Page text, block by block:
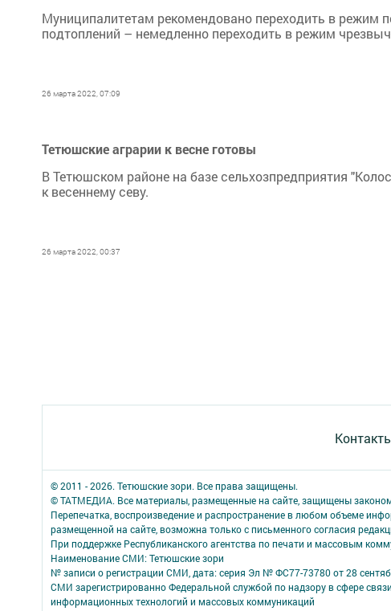
Муниципалитетам рекомендовано переходить в режим
подтоплений – немедленно переходить в режим
26 марта 2022, 07:09
Тетюшские аграрии к весне готовы
В Тетюшском районе на базе сельхозпредприятия
к весеннему севу.
26 марта 2022, 00:37
© 2011 - 2026. Тетюшские зори. Все права защищены.
© ТАТМЕДИА. Все материалы, размещенные на сайте, защищены
Перепечатка, воспроизведение и распространение в любом объеме
размещенной на сайте, возможна только с письменного согласия
При поддержке Республиканского агентства по печати и массовым
Наименование СМИ: Тетюшские зори
№ записи о регистрации СМИ, дата: серия Эл № ФС77-73780 от 28
СМИ зарегистрированно Федеральной службой по надзору в сфере связи,
информационных технологий и массовых коммуникаций